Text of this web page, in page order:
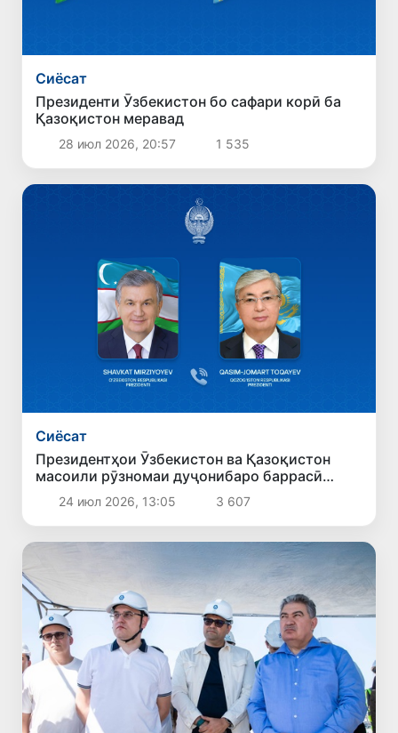
Сиёсат
Президенти Ӯзбекистон бо сафари корӣ ба
Қазоқистон меравад
28 июл 2026, 20:57 1 535
Сиёсат
Президентҳои Ӯзбекистон ва Қазоқистон
масоили рӯзномаи дуҷонибаро баррасӣ
карданд
24 июл 2026, 13:05 3 607